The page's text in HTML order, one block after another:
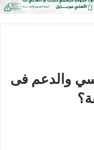
والدعم فى